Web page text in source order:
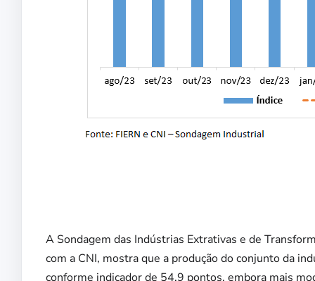
A Sondagem das Indústrias Extrativas e de
com a CNI, mostra que a produção do conjunto da
conforme indicador de 54,9 pontos, embora mais